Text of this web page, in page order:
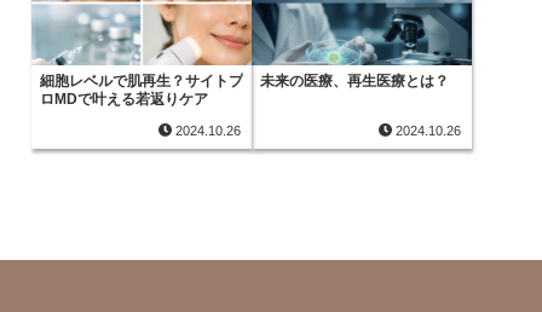
細胞レベルで肌再生？サイトプ
ロMDで叶える若返りケア
2024.10.26
未来の医療、再生医療とは？
2024.10.26